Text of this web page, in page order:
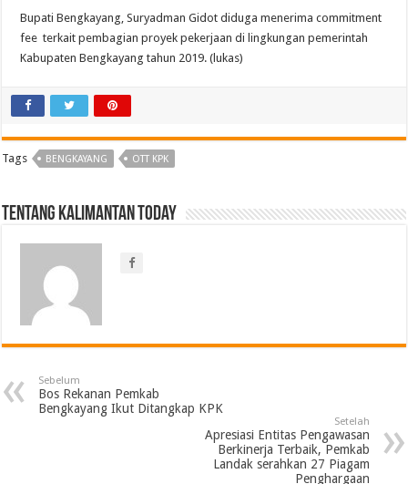
Bupati Bengkayang, Suryadman Gidot diduga menerima commitment
fee terkait pembagian proyek pekerjaan di lingkungan pemerintah
Kabupaten Bengkayang tahun 2019. (lukas)
Tags BENGKAYANG OTT KPK
Tentang Kalimantan Today
Sebelum
Bos Rekanan Pemkab
Bengkayang Ikut Ditangkap KPK
Setelah
Apresiasi Entitas Pengawasan
Berkinerja Terbaik, Pemkab
Landak serahkan 27 Piagam
Penghargaan